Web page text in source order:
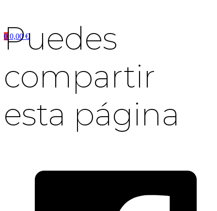
0 0,00€
Puedes
compartir
esta página